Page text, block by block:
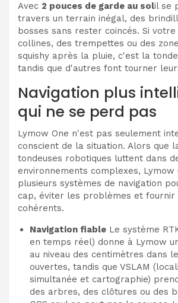
Avec 2 pouces de garde au solil se
travers un terrain inégal, des
bosses sans rester coincés. Si votre
collines, des trempettes ou des
squishy après la pluie, c'est la
tandis que d'autres font tourner
Navigation plus
qui ne se perd pas
Lymow One n'est pas seulement
conscient de la situation. Alors que
tondeuses robotiques luttent dans
environnements complexes, Lymow
plusieurs systèmes de navigation
cap, éviter les problèmes et fournir
cohérents.
Navigation fiable Le système
en temps réel) donne à Lymow
au niveau des centimètres dans
ouvertes, tandis que VSLAM
simultanée et cartographie)
des arbres, des clôtures ou des